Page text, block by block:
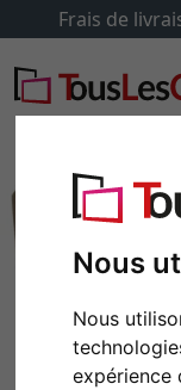
Nous
Nous
expérience
Frais de